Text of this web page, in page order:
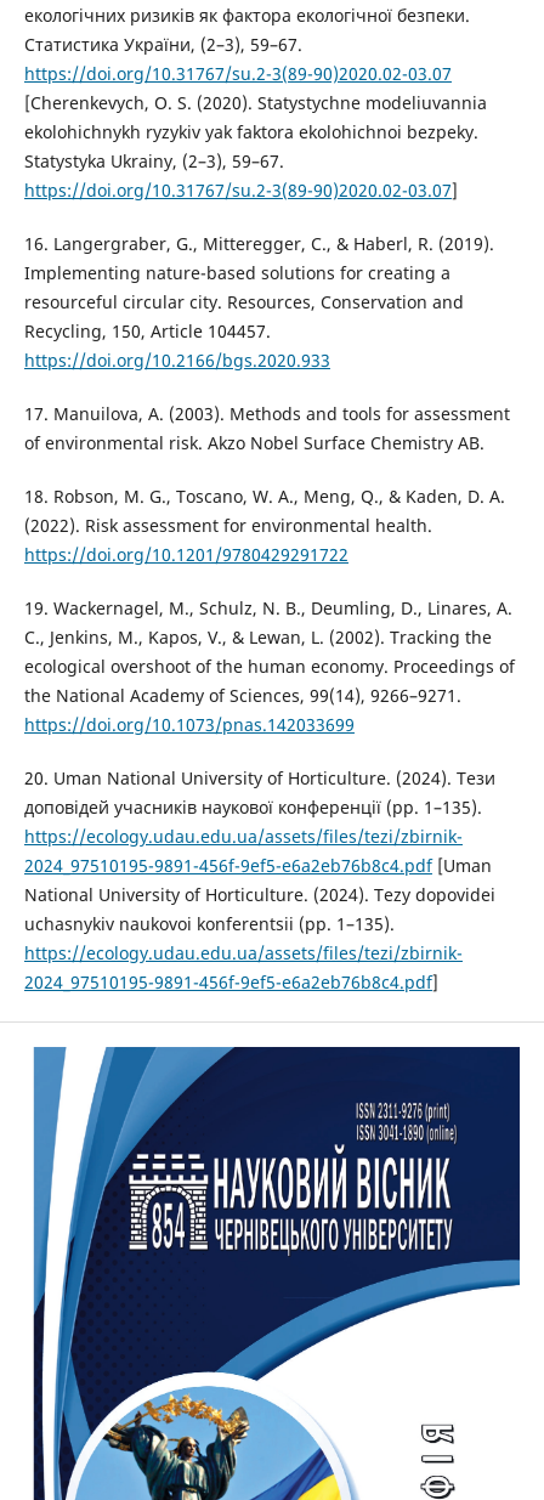
екологічних ризиків як фактора екологічної безпеки.
Статистика України, (2–3), 59–67.
https://doi.org/10.31767/su.2-3(89-90)2020.02-03.07
[Cherenkevych, O. S. (2020). Statystychne modeliuvannia
ekolohichnykh ryzykiv yak faktora ekolohichnoi bezpeky.
Statystyka Ukrainy, (2–3), 59–67.
https://doi.org/10.31767/su.2-3(89-90)2020.02-03.07]
16. Langergraber, G., Mitteregger, C., & Haberl, R. (2019).
Implementing nature-based solutions for creating a
resourceful circular city. Resources, Conservation and
Recycling, 150, Article 104457.
https://doi.org/10.2166/bgs.2020.933
17. Manuilova, A. (2003). Methods and tools for assessment
of environmental risk. Akzo Nobel Surface Chemistry AB.
18. Robson, M. G., Toscano, W. A., Meng, Q., & Kaden, D. A.
(2022). Risk assessment for environmental health.
https://doi.org/10.1201/9780429291722
19. Wackernagel, M., Schulz, N. B., Deumling, D., Linares, A.
C., Jenkins, M., Kapos, V., & Lewan, L. (2002). Tracking the
ecological overshoot of the human economy. Proceedings of
the National Academy of Sciences, 99(14), 9266–9271.
https://doi.org/10.1073/pnas.142033699
20. Uman National University of Horticulture. (2024). Тези
доповідей учасників наукової конференції (pp. 1–135).
https://ecology.udau.edu.ua/assets/files/tezi/zbirnik-
2024_97510195-9891-456f-9ef5-e6a2eb76b8c4.pdf[Uman
National University of Horticulture. (2024). Tezy dopovidei
uchasnykiv naukovoi konferentsii (pp. 1–135).
https://ecology.udau.edu.ua/assets/files/tezi/zbirnik-
2024_97510195-9891-456f-9ef5-e6a2eb76b8c4.pdf]